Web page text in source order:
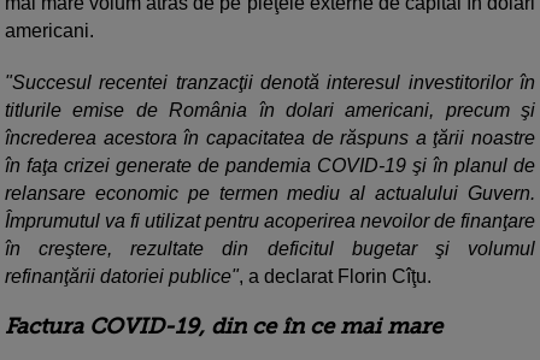
americani.
"Succesul recentei tranzacţii denotă interesul investitorilor în
titlurile emise de România în dolari americani, precum şi
încrederea acestora în capacitatea de răspuns a ţării noastre
în faţa crizei generate de pandemia COVID-19 şi în planul de
relansare economic pe termen mediu al actualului Guvern.
Împrumutul va fi utilizat pentru acoperirea nevoilor de finanţare
în creştere, rezultate din deficitul bugetar şi volumul
refinanţării datoriei publice", a declarat Florin Cîţu.
Factura COVID-19, din ce în ce mai mare